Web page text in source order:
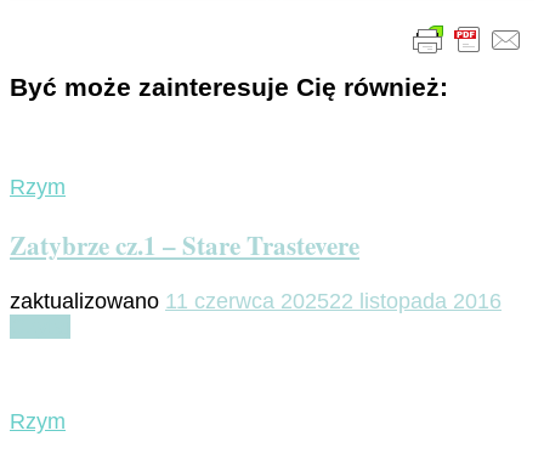
Być może zainteresuje Cię również:
Rzym
Zatybrze cz.1 – Stare Trastevere
zaktualizowano 11 czerwca 202522 listopada 2016
Rzym